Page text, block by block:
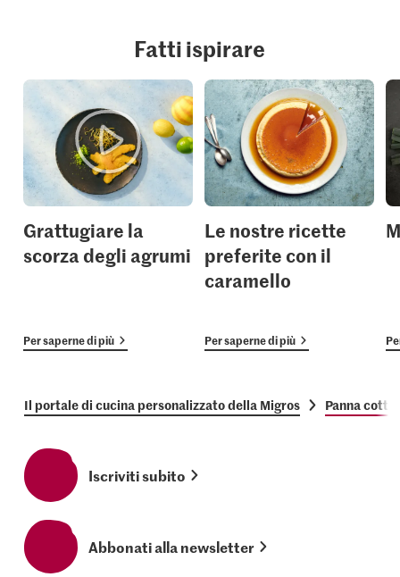
Fatti ispirare
Grattugiare la
scorza degli agrumi
Per saperne di più
Le nostre ricette
preferite con il
caramello
Per saperne di più
Il portale di cucina personalizzato della Migros Panna
Iscriviti subito
Abbonati alla newsletter